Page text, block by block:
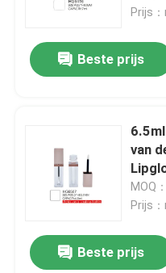
Prijs
Beste prijs
van
MOQ
Prijs
Beste prijs